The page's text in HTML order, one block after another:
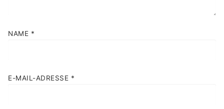
NAME *
E-MAIL-ADRESSE *